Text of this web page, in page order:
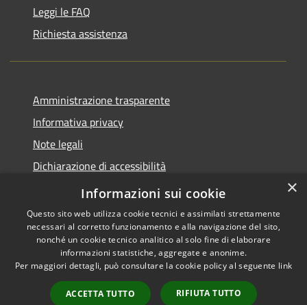
Leggi le FAQ
Richiesta assistenza
Amministrazione trasparente
Informativa privacy
Note legali
Dichiarazione di accessibilità
Piano di miglioramento del sito
Accessibility
Copyright © 2026 • Comune di
Dalmine • Powered by
Municipium•
Admin
×
Informazioni sui cookie
Questo sito web utilizza cookie tecnici e assimilati strettamente
necessari al corretto funzionamento e alla navigazione del sito,
nonché un cookie tecnico analitico al solo fine di elaborare
informazioni statistiche, aggregate e anonime.
Per maggiori dettagli, può consultare la cookie policy al seguente link
ACCETTA TUTTO RIFIUTA TUTTO